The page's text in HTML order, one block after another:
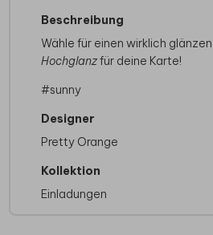
Beschreibung
Wähle für einen wirklich
Hochglanzfür deine Karte!
#sunny
Designer
Pretty Orange
Kollektion
Einladungen